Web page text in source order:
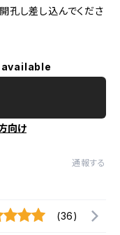
孔し差し込んでくださ
向け
通報する
(36)